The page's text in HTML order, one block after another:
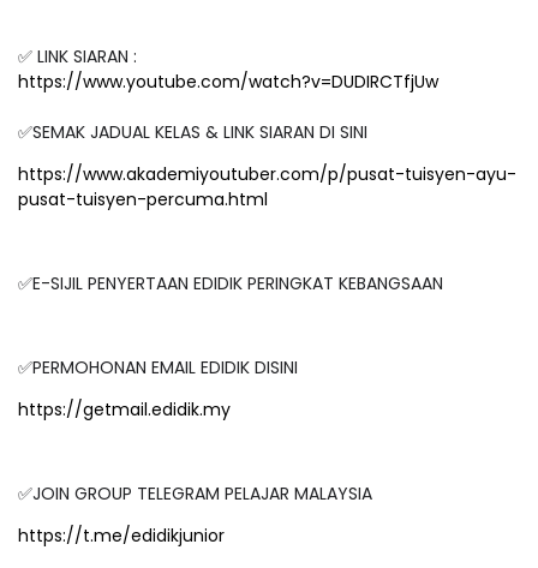
✅ LINK SIARAN :
https://www.youtube.com/watch?v=DUDIRCTfjUw
✅SEMAK JADUAL KELAS & LINK SIARAN DI SINI
https://www.akademiyoutuber.com/p/pusat-tuisyen-ayu-
pusat-tuisyen-percuma.html
✅E-SIJIL PENYERTAAN EDIDIK PERINGKAT KEBANGSAAN
✅PERMOHONAN EMAIL EDIDIK DISINI
https://getmail.edidik.my
✅JOIN GROUP TELEGRAM PELAJAR MALAYSIA
https://t.me/edidikjunior